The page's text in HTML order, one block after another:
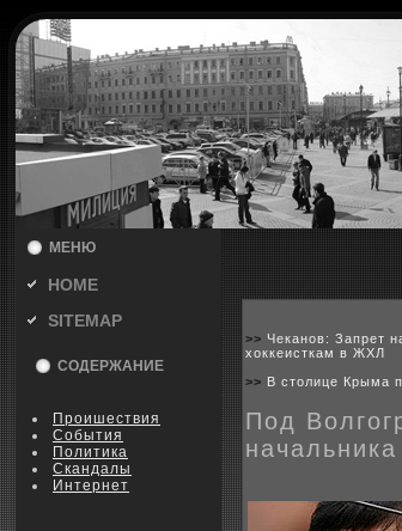
МЕНЮ
HOME
SITEMAP
СОДЕРЖАНИЕ
Пpoишествия
События
Политика
Скандалы
Интернет
>> Чеканов: Запрет
хоккеисткам в ЖХЛ
>> В столице Крыма
Под